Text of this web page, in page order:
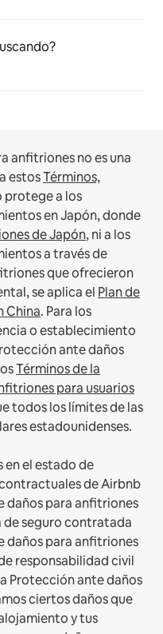
anfitriones no es una
estosTérminos,
protege a los
en Japón, donde
de Japón, ni a los
a través de
que ofrecieron
se aplica el Plan de
China. Para los
o establecimiento
ante daños
Términos de la
para usuarios
todos los límites de las
estadounidenses.
en el estado de
de Airbnb
daños para anfitriones
de seguro contratada
daños para anfitriones
responsabilidad civil
Protección ante daños
ciertos daños que
y tus